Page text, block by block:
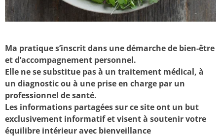
Ma pratique s’inscrit dans une démarche de bien-être
et d’accompagnement personnel.
Elle ne se substitue pas à un traitement médical, à
un diagnostic ou à une prise en charge par un
professionnel de santé.
Les informations partagées sur ce site ont un but
exclusivement informatif et visent à soutenir votre
équilibre intérieur avec bienveillance